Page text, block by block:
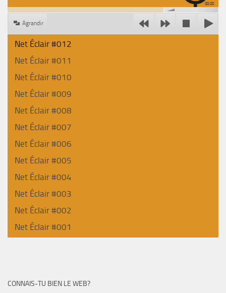
00:00
Agrandir
Net Éclair #012
Net Éclair #011
Net Éclair #010
Net Éclair #009
Net Éclair #008
Net Éclair #007
Net Éclair #006
Net Éclair #005
Net Éclair #004
Net Éclair #003
Net Éclair #002
Net Éclair #001
CONNAIS-TU BIEN LE WEB?